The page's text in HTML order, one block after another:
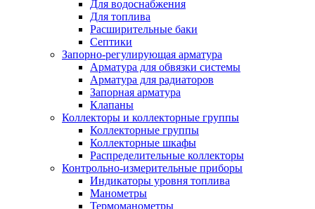
Для водоснабжения
Для топлива
Расширительные баки
Септики
Запорно-регулирующая арматура
Арматура для обвязки системы
Арматура для радиаторов
Запорная арматура
Клапаны
Коллекторы и коллекторные группы
Коллекторные группы
Коллекторные шкафы
Распределительные коллекторы
Контрольно-измерительные приборы
Индикаторы уровня топлива
Манометры
Термоманометры